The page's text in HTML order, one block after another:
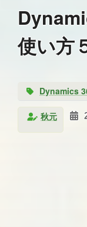
使い方
Dynamics
秋元